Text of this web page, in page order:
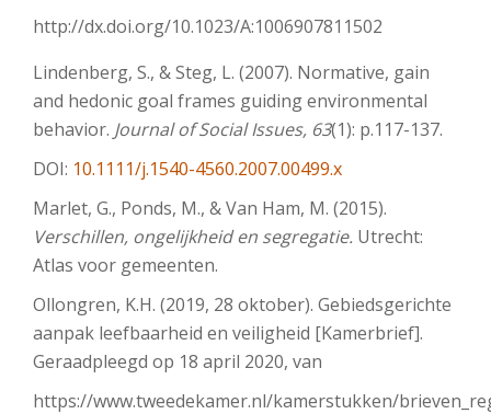
http://dx.doi.org/10.1023/A:1006907811502
Lindenberg, S., & Steg, L. (2007). Normative, gain
and hedonic goal frames guiding environmental
behavior. Journal of Social Issues, 63(1): p.117-137.
DOI: 10.1111/j.1540-4560.2007.00499.x
Marlet, G., Ponds, M., & Van Ham, M. (2015).
Verschillen, ongelijkheid en segregatie. Utrecht:
Atlas voor gemeenten.
Ollongren, K.H. (2019, 28 oktober). Gebiedsgerichte
aanpak leefbaarheid en veiligheid [Kamerbrief].
Geraadpleegd op 18 april 2020, van
https://www.tweedekamer.nl/kamerstukken/